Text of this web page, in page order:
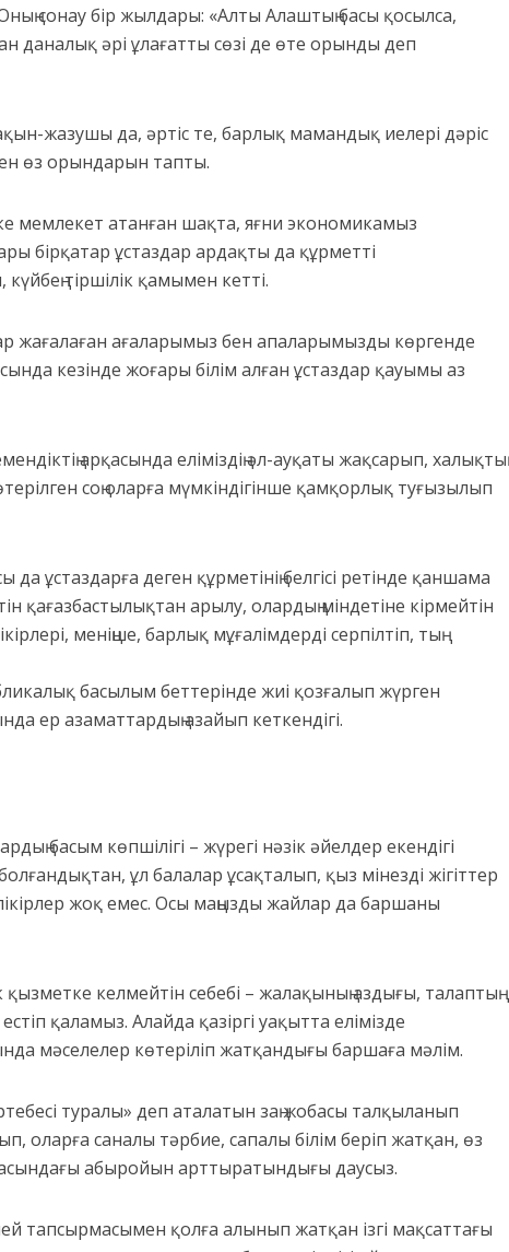
сонау бір жылдары: «Алты Алаштың басы қосылса,
даналық әрі ұлағатты сөзі де өте орынды деп
жазушы да, әртіс те, барлық мамандық иелері дәріс
өз орындарын тапты.
мемлекет атанған шақта, яғни экономикамыз
бірқатар ұстаздар ардақты да құрметті
тіршілік қамымен кетті.
жағалаған ағаларымыз бен апаларымызды көргенде
кезінде жоғары білім алған ұстаздар қауымы аз
арқасында еліміздің әл-ауқаты жақсарып, халықтың
соң оларға мүмкіндігінше қамқорлық туғызылып
да ұстаздарға деген құрметінің белгісі ретінде қаншама
қағазбастылықтан арылу, олардың міндетіне кірмейтін
меніңше, барлық мұғалімдерді серпілтіп, тың
басылым беттерінде жиі қозғалып жүрген
ер азаматтардың азайып кеткендігі.
басым көпшілігі – жүрегі нәзік әйелдер екендігі
ұл балалар ұсақталып, қыз мінезді жігіттер
жоқ емес. Осы маңызды жайлар да баршаны
келмейтін себебі – жалақының аздығы, талаптың
қаламыз. Алайда қазіргі уақытта елімізде
мәселелер көтеріліп жатқандығы баршаға мәлім.
туралы» деп аталатын заң жобасы талқыланып
оларға саналы тәрбие, сапалы білім беріп жатқан, өз
абыройын арттыратындығы даусыз.
тапсырмасымен қолға алынып жатқан ізгі мақсаттағы